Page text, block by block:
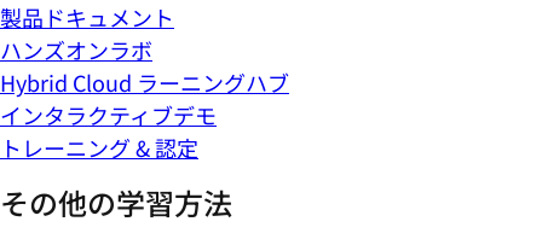
製品ドキュメント
ハンズオンラボ
Hybrid Cloud ラーニングハブ
インタラクティブデモ
トレーニング & 認定
その他の学習方法